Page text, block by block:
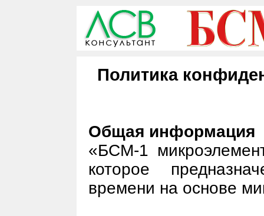
Политика
Общая информация
«БСМ-1
которое
времени на основе